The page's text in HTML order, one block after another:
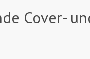
Cover-